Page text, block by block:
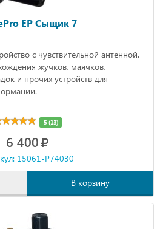
EP Сыщик 7
с чувствительной антенной.
жучков, маячков,
и прочих устройств для
5 (13)
6 400
15061-P74030
В корзину